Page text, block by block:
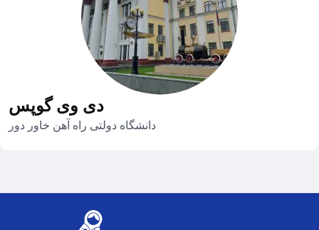
دی وی گوپس
دانشگاه دولتی راه آهن خاور دور